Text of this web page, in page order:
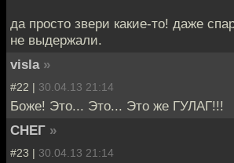
да просто звери какие-то! даже
не выдержали.
visla »
#22 | 30.04.13 21:14
Боже! Это... Это... Это же ГУЛАГ!!!
СНЕГ »
#23 | 30.04.13 21:14